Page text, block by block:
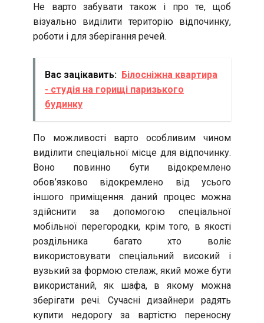
Не варто забувати також і про те, щоб
візуально виділити територію відпочинку,
роботи і для зберігання речей.
Вас зацікавить: Білосніжна квартира
- студія на горищі паризького
будинку
По можливості варто особливим чином
виділити спеціальної місце для відпочинку.
Воно повинно бути відокремлено
обов’язково відокремлено від усього
іншого приміщення. даний процес можна
здійснити за допомогою спеціальної
мобільної перегородки, крім того, в якості
роздільника багато хто воліє
використовувати спеціальний високий і
вузький за формою стелаж, який може бути
використаний, як шафа, в якому можна
зберігати речі. Сучасні дизайнери радять
купити недорогу за вартістю переносну